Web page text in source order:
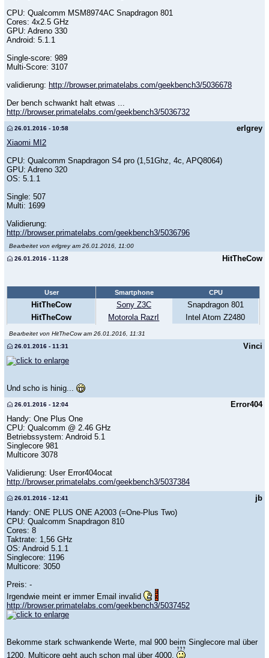
CPU: Qualcomm MSM8974AC Snapdragon 801
Cores: 4x2.5 GHz
GPU: Adreno 330
Android: 5.1.1
Single-score: 989
Multi-Score: 3107
validierung: http://browser.primatelabs.com/geekbench3/5036678
Der bench schwankt halt etwas ...
http://browser.primatelabs.com/geekbench3/5036732
erlgrey
26.01.2016 - 10:58
Xiaomi MI2
CPU: Qualcomm Snapdragon S4 pro (1,51Ghz, 4c, APQ8064)
GPU: Adreno 320
OS: 5.1.1
Single: 507
Multi: 1699
Validierung:
http://browser.primatelabs.com/geekbench3/5036796
Bearbeitet von erlgrey am 26.01.2016, 11:00
HitTheCow
26.01.2016 - 11:28
Smartphone CPU
Sony Z3C
Snapdragon 801
Motorola RazrI
Intel Atom Z2480
User
HitTheCow
HitTheCow
Bearbeitet von HitTheCow am 26.01.2016, 11:31
Vinci
26.01.2016 - 11:31
Und scho is hinig...
Error404
26.01.2016 - 12:04
Handy: One Plus One
CPU: Qualcomm @ 2.46 GHz
Betriebssystem: Android 5.1
Singlecore 981
Multicore 3078
Validierung: User Error404ocat
http://browser.primatelabs.com/geekbench3/5037384
jb
26.01.2016 - 12:41
Handy: ONE PLUS ONE A2003 (=One-Plus Two)
CPU: Qualcomm Snapdragon 810
Cores: 8
Taktrate: 1,56 GHz
OS: Android 5.1.1
Singlecore: 1196
Multicore: 3050
Preis: -
Irgendwie meint er immer Email invalid
http://browser.primatelabs.com/geekbench3/5037452
Bekomme stark schwankende Werte, mal 900 beim Singlecore mal über
1200, Multicore geht auch schon mal über 4000.